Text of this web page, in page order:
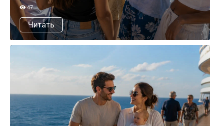
47
Читать